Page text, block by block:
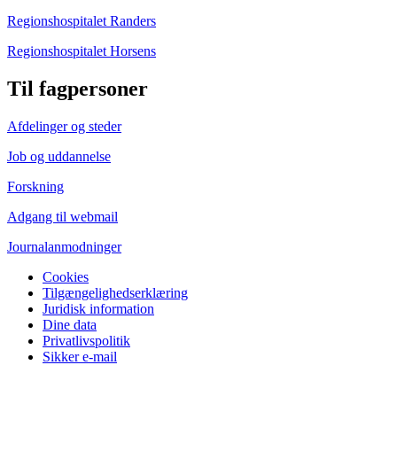
Regionshospitalet Randers
Regionshospitalet Horsens
Til fagpersoner
Afdelinger og steder
Job og uddannelse
Forskning
Adgang til webmail
Journalanmodninger
Cookies
Tilgængelighedserklæring
Juridisk information
Dine data
Privatlivspolitik
Sikker e-mail